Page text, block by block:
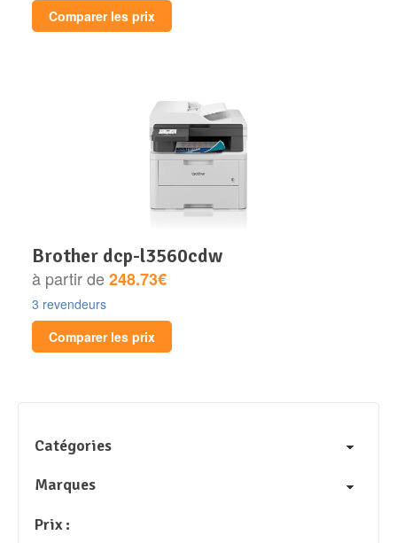
Comparer les prix
brother dcp-l3560cdw
à partir de248.73€
3 revendeurs
Comparer les prix
Catégories
Marques
Prix :